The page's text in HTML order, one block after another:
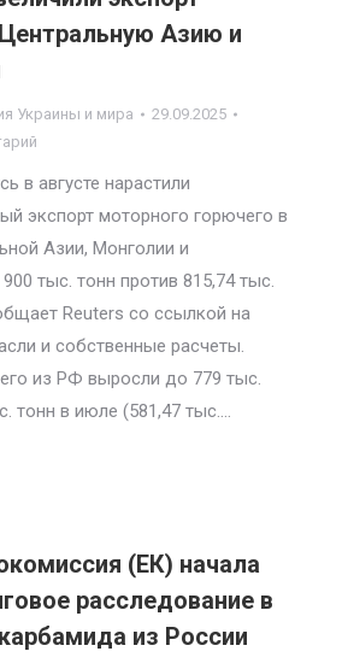
Азию и
Украины и мира
29.09.2025
в августе нарастили
экспорт моторного горючего в
Азии, Монголии и
тыс. тонн против 815,74 тыс.
Reuters со ссылкой на
и собственные расчеты.
из РФ выросли до 779 тыс.
тонн в июле (581,47 тыс.…
(ЕК) начала
расследование в
из России